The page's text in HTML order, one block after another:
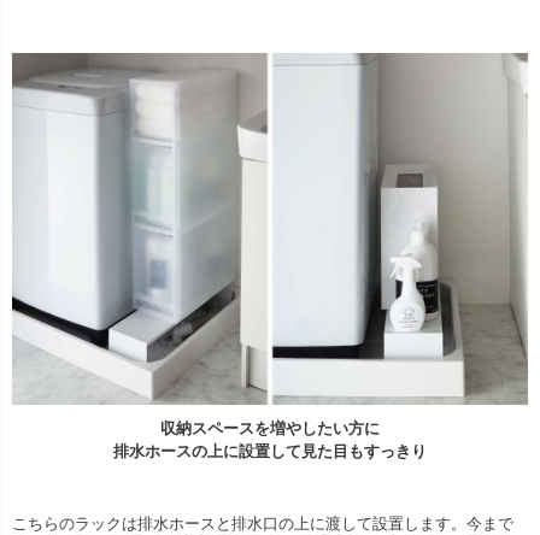
収納スペースを増やしたい方に
排水ホースの上に設置して見た目もすっきり
こちらのラックは排水ホースと排水口の上に渡して設置します。今まで